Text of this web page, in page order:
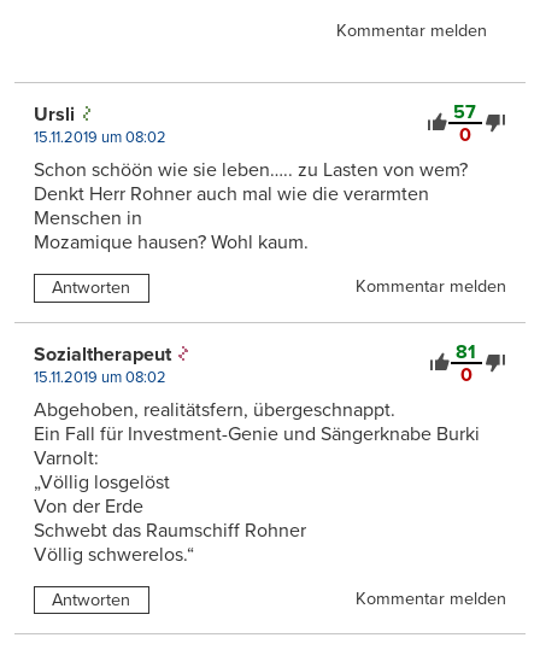
Kommentar melden
57
0
Ursli
15.11.2019 um 08:02
Schon schöön wie sie leben….. zu Lasten von wem?
Denkt Herr Rohner auch mal wie die verarmten
Menschen in
Mozamique hausen? Wohl kaum.
Antworten Kommentar melden
81
0
Sozialtherapeut
15.11.2019 um 08:02
Abgehoben, realitätsfern, übergeschnappt.
Ein Fall für Investment-Genie und Sängerknabe Burki
Varnolt:
„Völlig losgelöst
Von der Erde
Schwebt das Raumschiff Rohner
Völlig schwerelos.“
Antworten Kommentar melden